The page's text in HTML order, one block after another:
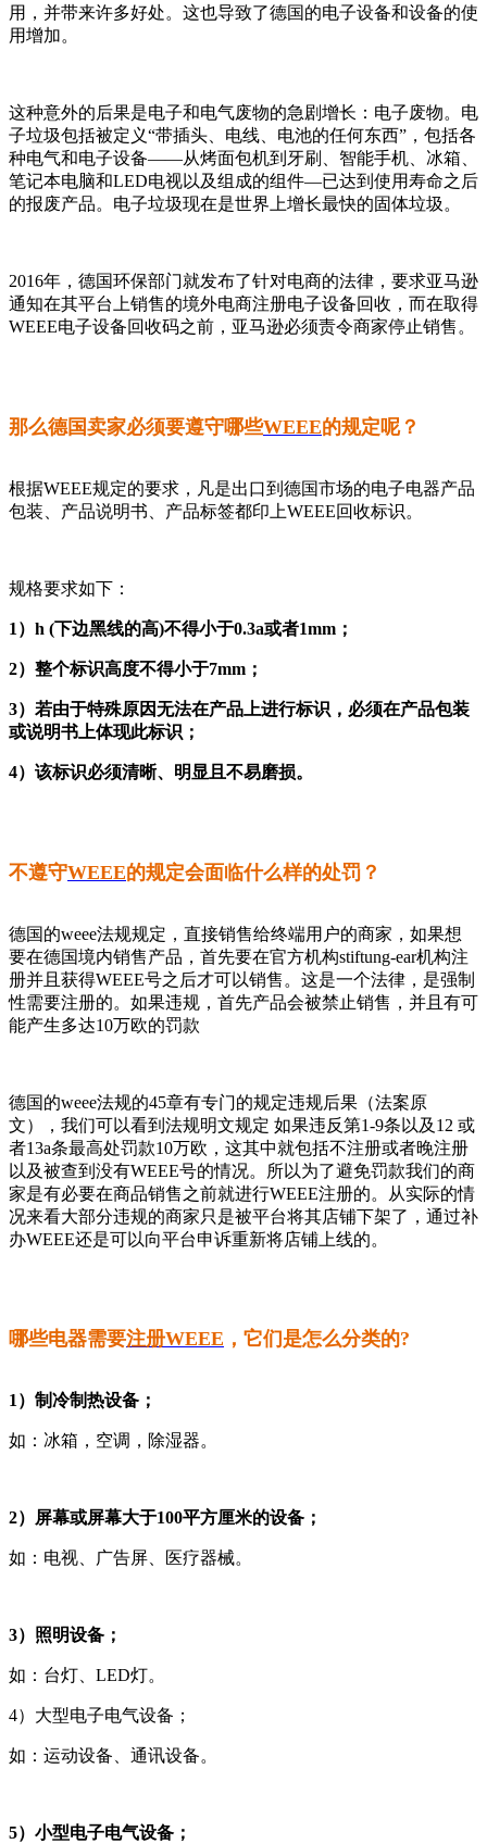
用，并带来许多好处。这也导致了德国的电子设备和设备的使
用增加。
这种意外的后果是电子和电气废物的急剧增长：电子废物。电
子垃圾包括被定义“带插头、电线、电池的任何东西”，包括各
种电气和电子设备——从烤面包机到牙刷、智能手机、冰箱、
笔记本电脑和LED电视以及组成的组件—已达到使用寿命之后
的报废产品。电子垃圾现在是世界上增长最快的固体垃圾。
2016年，德国环保部门就发布了针对电商的法律，要求亚马逊
通知在其平台上销售的境外电商注册电子设备回收，而在取得
WEEE电子设备回收码之前，亚马逊必须责令商家停止销售。
那么德国卖家必须要遵守哪些WEEE的规定呢？
根据WEEE规定的要求，凡是出口到德国市场的电子电器产品
包装、产品说明书、产品标签都印上WEEE回收标识。
规格要求如下：
1）h (下边黑线的高)不得小于0.3a或者1mm；
2）整个标识高度不得小于7mm；
3）若由于特殊原因无法在产品上进行标识，必须在产品包装
或说明书上体现此标识；
4）该标识必须清晰、明显且不易磨损。
不遵守WEEE的规定会面临什么样的处罚？
德国的weee法规规定，直接销售给终端用户的商家，如果想
要在德国境内销售产品，首先要在官方机构stiftung-ear机构注
册并且获得WEEE号之后才可以销售。这是一个法律，是强制
性需要注册的。如果违规，首先产品会被禁止销售，并且有可
能产生多达10万欧的罚款
德国的weee法规的45章有专门的规定违规后果（法案原
文），我们可以看到法规明文规定 如果违反第1-9条以及12 或
者13a条最高处罚款10万欧，这其中就包括不注册或者晚注册
以及被查到没有WEEE号的情况。所以为了避免罚款我们的商
家是有必要在商品销售之前就进行WEEE注册的。从实际的情
况来看大部分违规的商家只是被平台将其店铺下架了，通过补
办WEEE还是可以向平台申诉重新将店铺上线的。
哪些电器需要注册WEEE ，它们是怎么分类的?
1）制冷制热设备；
如：冰箱，空调，除湿器。
2）屏幕或屏幕大于100平方厘米的设备；
如：电视、广告屏、医疗器械。
3）照明设备；
如：台灯、LED灯。
4）大型电子电气设备；
如：运动设备、通讯设备。
5）小型电子电气设备；